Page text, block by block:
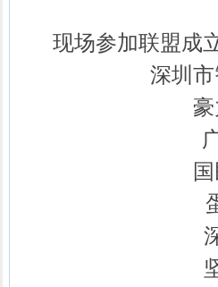
现场参加联盟成
深圳